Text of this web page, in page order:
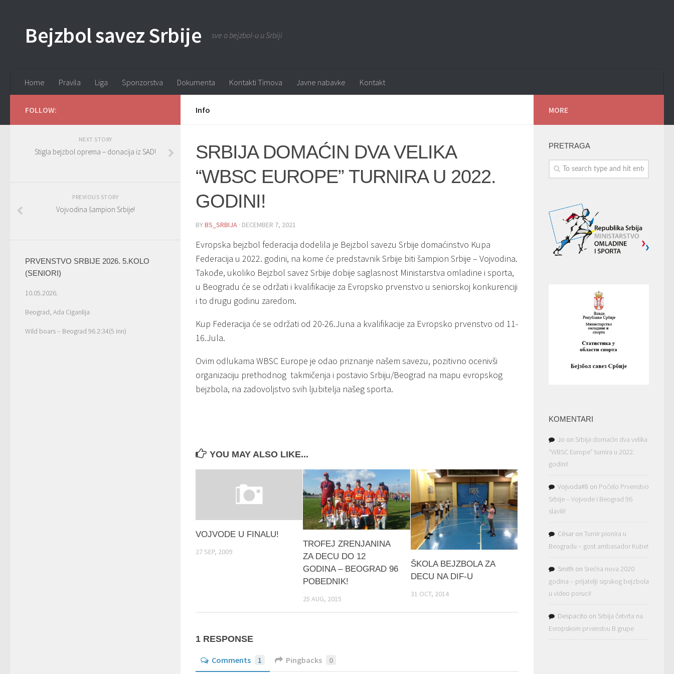
Bejzbol savez Srbije sve o bejzbol-u u Srbiji
Home Pravila Liga Sponzorstva Dokumenta Kontakti Timova Javne nabavke Kontakt
Info
SRBIJA DOMAĆIN DVA VELIKA
“WBSC EUROPE” TURNIRA U 2022.
GODINI!
BYBS_SRBIJA · DECEMBER 7, 2021
Evropska bejzbol federacija dodelila je Bejzbol savezu Srbije domaćinstvo Kupa
Federacija u 2022. godini, na kome će predstavnik Srbije biti šampion Srbije – Vojvodina.
Takođe, ukoliko Bejzbol savez Srbije dobije saglasnost Ministarstva omladine i sporta,
u Beogradu će se održati i kvalifikacije za Evropsko prvenstvo u seniorskoj konkurenciji
i to drugu godinu zaredom.
Kup Federacija će se održati od 20-26.Juna a kvalifikacije za Evropsko prvenstvo od 11-
16.Jula.
Ovim odlukama WBSC Europe je odao priznanje našem savezu, pozitivno ocenivši
organizaciju prethodnog takmičenja i postavio Srbiju/Beograd na mapu evropskog
bejzbola, na zadovoljstvo svih ljubitelja našeg sporta.
YOU MAY ALSO LIKE...
VOJVODE U FINALU!
27 SEP, 2009
TROFEJ ZRENJANINA
ZA DECU DO 12
GODINA – BEOGRAD 96
POBEDNIK!
25 AUG, 2015
ŠKOLA BEJZBOLA ZA
DECU NA DIF-U
31 OCT, 2014
1 RESPONSE
Comments 1 Pingbacks 0
FOLLOW:
NEXT STORY
Stigla bejzbol oprema – donacija iz SAD!
PREVIOUS STORY
Vojvodina šampion Srbije!
PRVENSTVO SRBIJE 2026. 5.KOLO
(SENIORI)
10.05.2026.
Beograd, Ada Ciganlija
Wild boars – Beograd 96 2:34(5 inn)
MORE
PRETRAGA
KOMENTARI
Jo on Srbija domaćin dva velika
“WBSC Europe” turnira u 2022.
godini!
Vojvoda#8 on Počelo Prvenstvo
Srbije – Vojvode i Beograd 96
slavili!
César on Turnir pionira u
Beogradu – gost ambasador Kube!
Smith on Srećna nova 2020
godina – prijatelji srpskog bejzbola
u video poruci!
Despacito on Srbija četvrta na
Evropskom prvenstvu B grupe